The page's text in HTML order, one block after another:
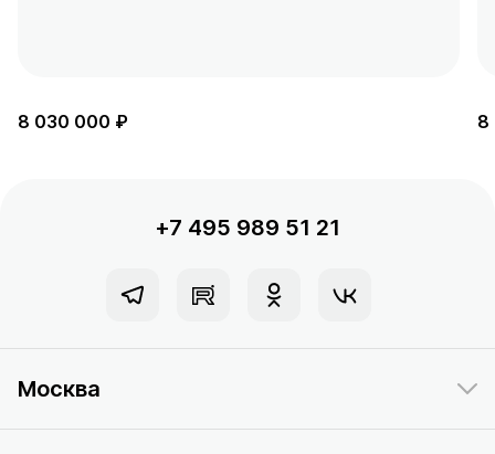
8 030 000 ₽ 8
+7 495 989 51 21
Москва